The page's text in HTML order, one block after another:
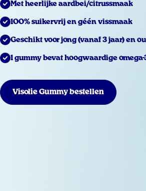
Met heerlijke aardbei/citrussmaak
100% suikervrij en géén vissmaak
Geschikt voor jong (vanaf 3 jaar) en
1 gummy bevat hoogwaardige
Visolie Gummy bestellen